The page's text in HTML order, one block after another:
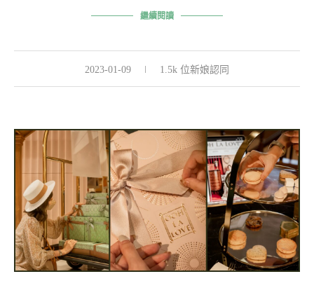
繼續閱讀
2023-01-09 1.5k 位新娘認同